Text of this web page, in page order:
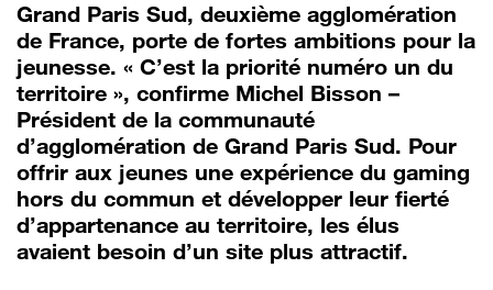
Grand Paris Sud, deuxième agglomération
de France, porte de fortes ambitions pour la
jeunesse. « C’est la priorité numéro un du
territoire », confirme Michel Bisson –
Président de la communauté
d’agglomération de Grand Paris Sud. Pour
offrir aux jeunes une expérience du gaming
hors du commun et développer leur fierté
d’appartenance au territoire, les élus
avaient besoin d’un site plus attractif.